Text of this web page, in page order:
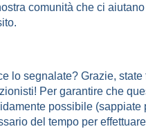
comunità che ci aiutano
lo segnalate? Grazie, state
Per garantire che
possibile (sappiate
del tempo per